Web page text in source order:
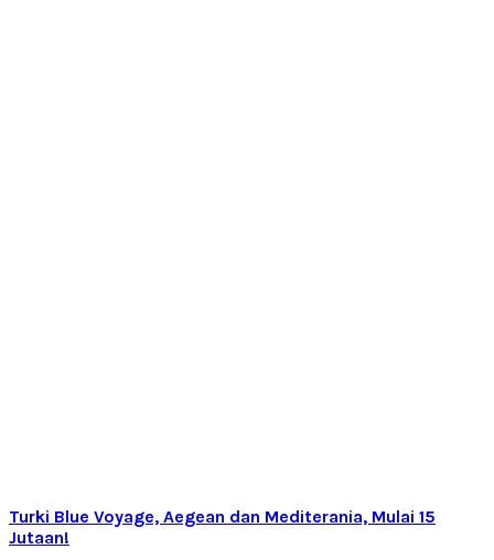
Turki Blue Voyage, Aegean dan Mediterania, Mulai 15
Jutaan!